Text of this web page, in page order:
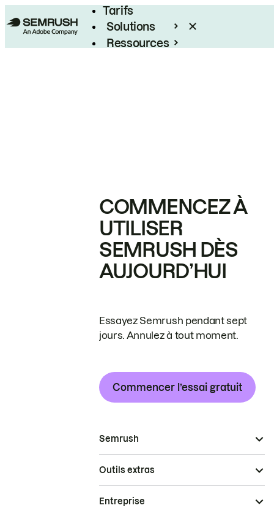
Tarifs
Solutions
Ressources
COMMENCEZ À
UTILISER
SEMRUSH DÈS
AUJOURD’HUI
Essayez Semrush pendant sept
jours. Annulez à tout moment.
Commencer l’essai gratuit
Semrush
Outils extras
Entreprise